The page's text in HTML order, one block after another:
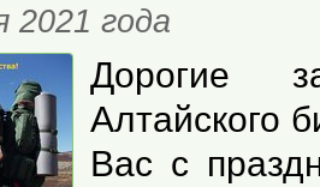
2021 года
Дорогие
Алтайского
Вас с